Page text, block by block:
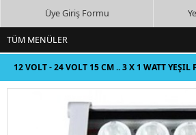
Üye Giriş Formu
TÜM MENÜLER
ANA SAYFA
İNDİRİMDEKİLER
YENİ EKLENENLER
12 VOLT - 24 VOLT 15 CM .. 3 X 1 WATT YEŞIL